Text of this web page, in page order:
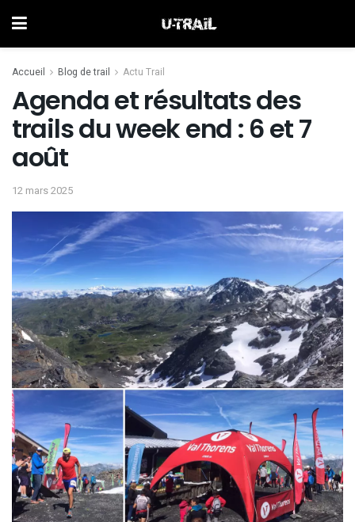
Accueil Blog de trail Actu Trail
Agenda et résultats des
trails du week end : 6 et 7
août
12 mars 2025